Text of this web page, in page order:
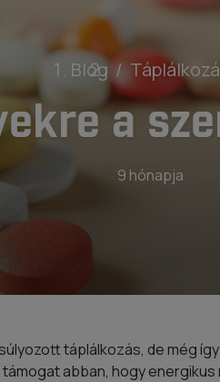
Blog
a
9 hónapja
táplálkozás, de még
abban, hogy